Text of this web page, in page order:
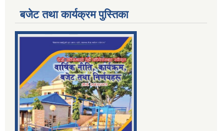
बजेट तथा कार्यक्रम पुस्तिका